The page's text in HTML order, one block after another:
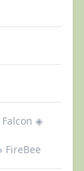
◈
FireBee